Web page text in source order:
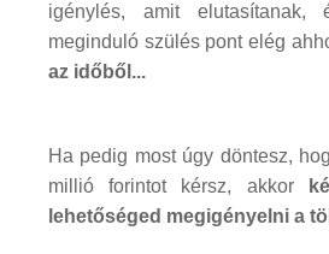
igénylés, amit elutasítanak,
meginduló szülés pont elég
az időből...
Ha pedig most úgy döntesz,
millió forintot kérsz, akkor
lehetőséged megigényelni a